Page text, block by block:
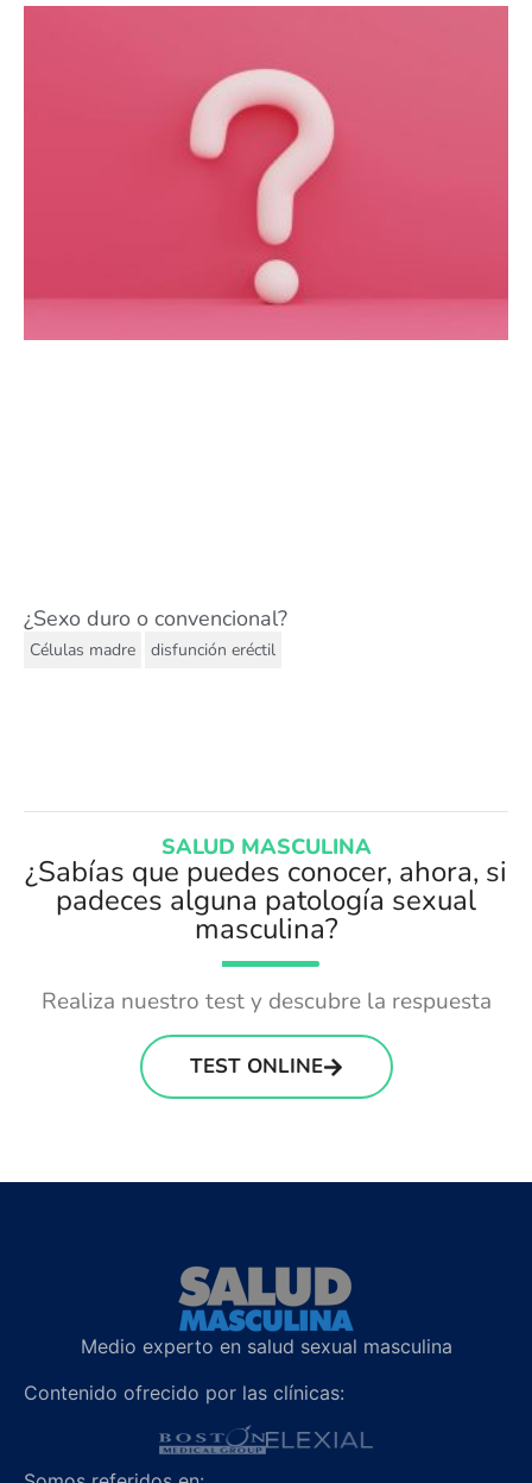
¿Sexo duro o convencional?
Células madre disfunción eréctil
SALUD MASCULINA
¿Sabías que puedes conocer, ahora, si
padeces alguna patología sexual
masculina?
Realiza nuestro test y descubre la respuesta
TEST ONLINE
Medio experto en salud sexual masculina
Contenido ofrecido por las clínicas: